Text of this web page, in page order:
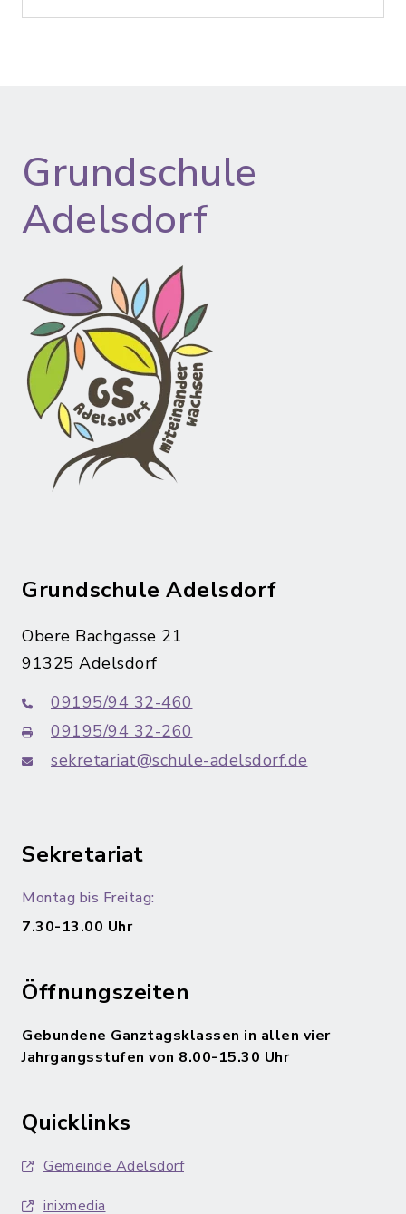
Grundschule
Adelsdorf
Grundschule Adelsdorf
Obere Bachgasse 21
91325 Adelsdorf
09195/94 32-460
09195/94 32-260
sekretariat@schule-adelsdorf.de
Sekretariat
Montag bis Freitag:
7.30-13.00 Uhr
Öffnungszeiten
Gebundene Ganztagsklassen in allen vier
Jahrgangsstufen von 8.00-15.30 Uhr
Quicklinks
Gemeinde Adelsdorf
inixmedia